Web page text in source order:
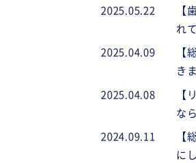
2025.05.22
れ
2025.04.09
き
2025.04.08
な
2024.09.11
に